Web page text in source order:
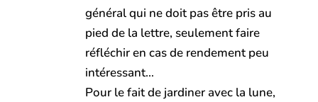
général qui ne doit pas être pris au
pied de la lettre, seulement faire
réfléchir en cas de rendement peu
intéressant…
Pour le fait de jardiner avec la lune,